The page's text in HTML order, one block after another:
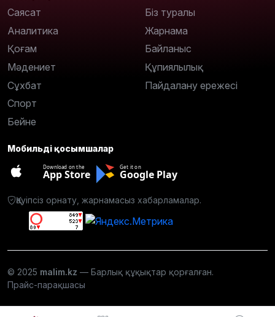
Саясат
Аналитика
Қоғам
Мәдениет
Сұхбат
Спорт
Бейне
Біз туралы
Жарнама
Байланыс
Құпиялылық
Пайдалану ережесі
Мобильді қосымшалар
Download on the
App Store
Get it on
Google Play
Қауіпсіз орнату, жарнамасыз хабарламалар.
© 2025 malim.kz — Барлық құқықтар қорғалған.
Прайс-парақшасы